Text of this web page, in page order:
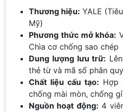
Thương hiệu: YALE
Mỹ)
Phương thức mở khóa:
Chìa cơ chống sao chép
Dung lượng lưu trữ:
thẻ từ và mã số phân
Chất liệu cấu tạo: Hợp
chống mài mòn, chống
Nguồn hoạt động: 4